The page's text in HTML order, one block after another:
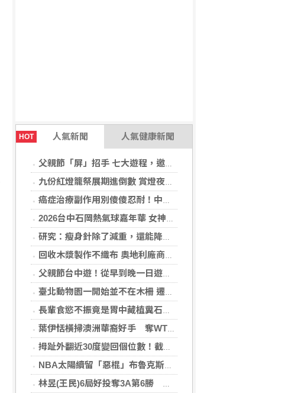
HOT 人氣新聞 人氣健康新聞
父親節「屏」招手 七大遊程，邀您陪爸爸一起過節「趣」！
九份紅燈籠祭展期進倒數 賞燈夜遊解謎集章「趣」！
癌症治療副作用別傻傻忍耐！中醫個人化體質調理 助癌友緩解疲憊與不適
2026台中石岡熱氣球嘉年華 女神台東天后宮媽祖以熱氣球造型、李多慧一起加持助陣
研究：瘦身針除了減重，還能降低罹癌機率
回收木漿製作不織布 奧地利廠商得獎
父親節台中遊！從早到晚一日遊行程推薦，美食、美景一次滿足！
臺北動物園一開始並不在木柵 遷園40周年之際，舉辧「與象同在、迎象未來」特展！
長輩食慾不振竟是胃中藏植糞石？醫用「可樂」化解危機
葉伊恬橫掃澳洲華裔好手 奪WTT橫濱冠軍賽首勝
拇趾外翻近30度變回個位數！截骨矯正助重返登山活動
NBA太陽續留「惡棍」布魯克斯 簽3年23億合約
林昱(王民)6局好投奪3A第6勝 鄭宗哲3度上壘